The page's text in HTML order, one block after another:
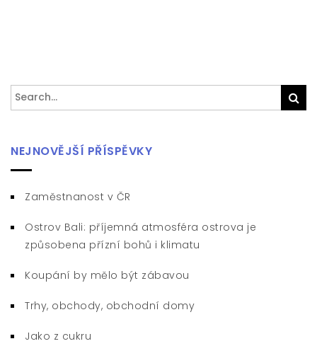
Search
for:
NEJNOVĚJŠÍ PŘÍSPĚVKY
Zaměstnanost v ČR
Ostrov Bali: příjemná atmosféra ostrova je
způsobena přízní bohů i klimatu
Koupání by mělo být zábavou
Trhy, obchody, obchodní domy
Jako z cukru